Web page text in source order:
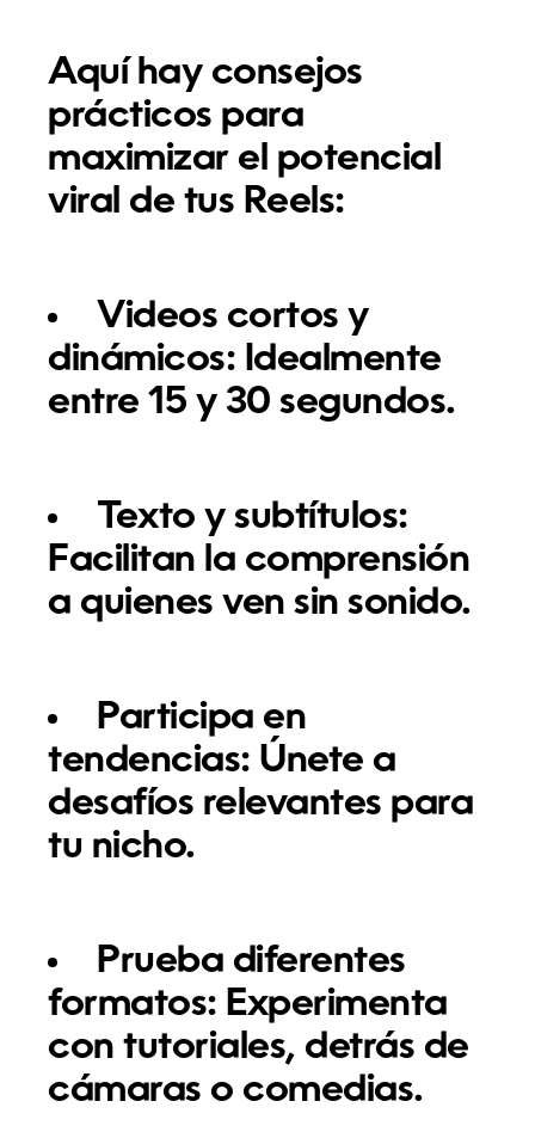
Aquí hay consejos
prácticos para
maximizar el potencial
viral de tus Reels:
Videos cortos y
dinámicos: Idealmente
entre 15 y 30 segundos.
Texto y subtítulos:
Facilitan la comprensión
a quienes ven sin sonido.
Participa en
tendencias: Únete a
desafíos relevantes para
tu nicho.
Prueba diferentes
formatos: Experimenta
con tutoriales, detrás de
cámaras o comedias.